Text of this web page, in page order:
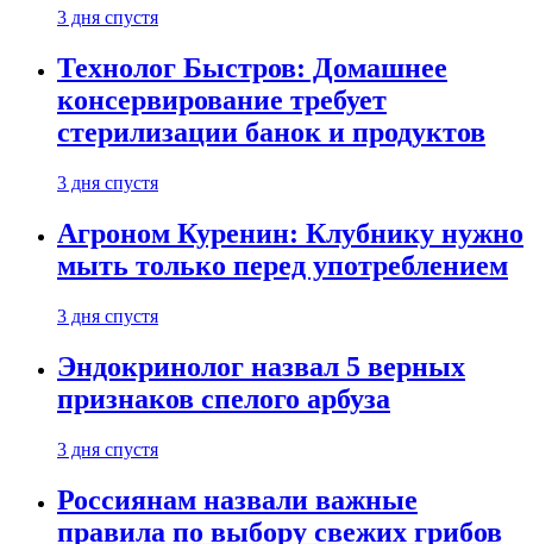
3 дня спустя
Технолог Быстров: Домашнее
консервирование требует
стерилизации банок и продуктов
3 дня спустя
Агроном Куренин: Клубнику нужно
мыть только перед употреблением
3 дня спустя
Эндокринолог назвал 5 верных
признаков спелого арбуза
3 дня спустя
Россиянам назвали важные
правила по выбору свежих грибов